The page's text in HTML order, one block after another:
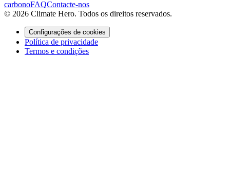
carbonoFAQContacte-nos
© 2026 Climate Hero. Todos os direitos reservados.
Configurações de cookies
Política de privacidade
Termos e condições